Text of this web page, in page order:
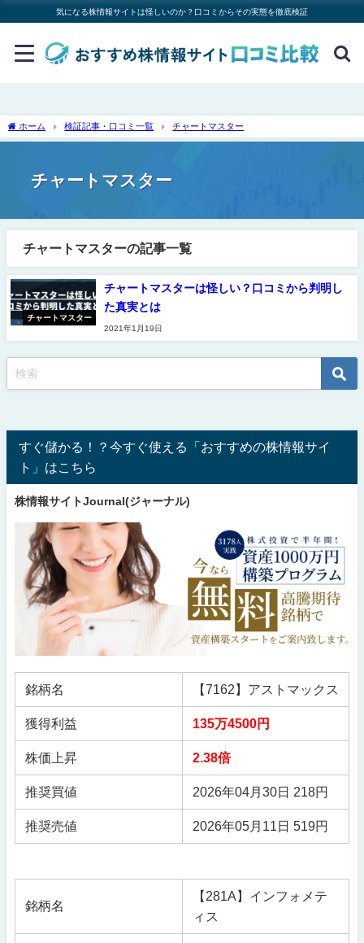
気になる株情報サイトは怪しいのか？口コミからその実態を徹底検証
ホーム 検証記事・口コミ一覧 チャートマスター
チャートマスター
チャートマスターの記事一覧
チャートマスター
チャートマスターは怪しい？口コミから判明し
た真実とは
2021年1月19日
すぐ儲かる！？今すぐ使える「おすすめの株情報サイ
ト」はこちら
株情報サイトJournal(ジャーナル)
銘柄名 【7162】アストマックス
獲得利益 135万4500円
株価上昇 2.38倍
推奨買値 2026年04月30日 218円
推奨売値 2026年05月11日 519円
銘柄名
【281A】インフォメテ
ィス